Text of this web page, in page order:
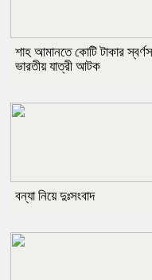
শাহ আমানতে কোটি টাকার
ভারতীয় যাত্রী আটক
বন্যা নিয়ে দুঃসংবাদ